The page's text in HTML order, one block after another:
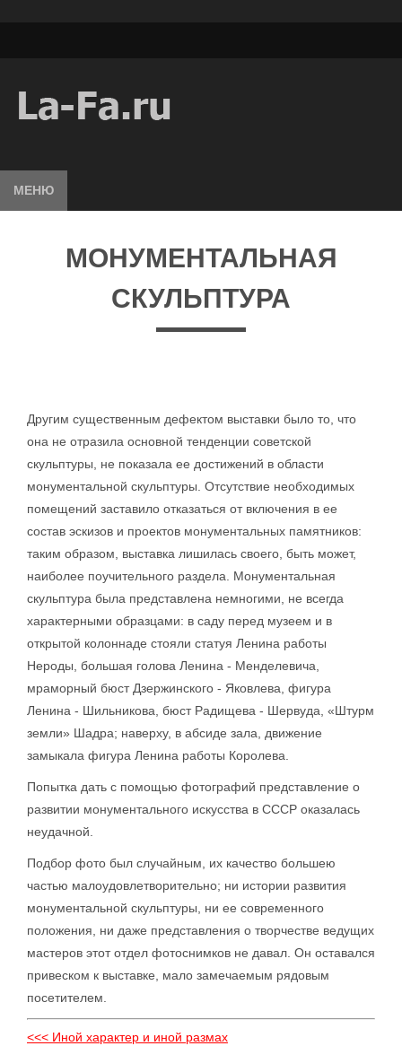
МЕНЮ
МОНУМЕНТАЛЬНАЯ
СКУЛЬПТУРА
Другим существенным дефектом выставки было то, что
она не отразила основной тенденции советской
скульптуры, не показала ее достижений в области
монументальной скульптуры. Отсутствие необходимых
помещений заставило отказаться от включения в ее
состав эскизов и проектов монументальных памятников:
таким образом, выставка лишилась своего, быть может,
наиболее поучительного раздела. Монументальная
скульптура была представлена немногими, не всегда
характерными образцами: в саду перед музеем и в
открытой колоннаде стояли статуя Ленина работы
Нероды, большая голова Ленина - Менделевича,
мраморный бюст Дзержинского - Яковлева, фигура
Ленина - Шильникова, бюст Радищева - Шервуда, «Штурм
земли» Шадра; наверху, в абсиде зала, движение
замыкала фигура Ленина работы Королева.
Попытка дать с помощью фотографий представление о
развитии монументального искусства в СССР оказалась
неудачной.
Подбор фото был случайным, их качество большею
частью малоудовлетворительно; ни истории развития
монументальной скульптуры, ни ее современного
положения, ни даже представления о творчестве ведущих
мастеров этот отдел фотоснимков не давал. Он оставался
привеском к выставке, мало замечаемым рядовым
посетителем.
<<< Иной характер и иной размах